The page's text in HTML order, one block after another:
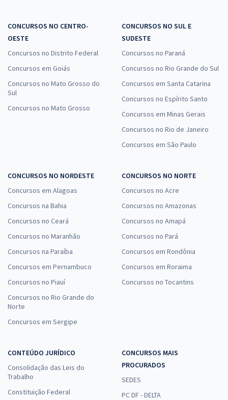
CONCURSOS NO CENTRO-
OESTE
Concursos no Distrito Federal
Concursos em Goiás
Concursos no Mato Grosso do
Sul
Concursos no Mato Grosso
CONCURSOS NO SUL E
SUDESTE
Concursos no Paraná
Concursos no Rio Grande do Sul
Concursos em Santa Catarina
Concursos no Espírito Santo
Concursos em Minas Gerais
Concursos no Rio de Janeiro
Concursos em São Paulo
CONCURSOS NO NORDESTE
Concursos em Alagoas
Concursos na Bahia
Concursos no Ceará
Concursos no Maranhão
Concursos na Paraíba
Concursos em Pernambuco
Concursos no Piauí
Concursos no Rio Grande do
Norte
Concursos em Sergipe
CONCURSOS NO NORTE
Concursos no Acre
Concursos no Amazonas
Concursos no Amapá
Concursos no Pará
Concursos em Rondônia
Concursos em Roraima
Concursos no Tocantins
CONTEÚDO JURÍDICO
Consolidação das Leis do
Trabalho
Constituição Federal
CONCURSOS MAIS
PROCURADOS
SEDES
PC DF - DELTA